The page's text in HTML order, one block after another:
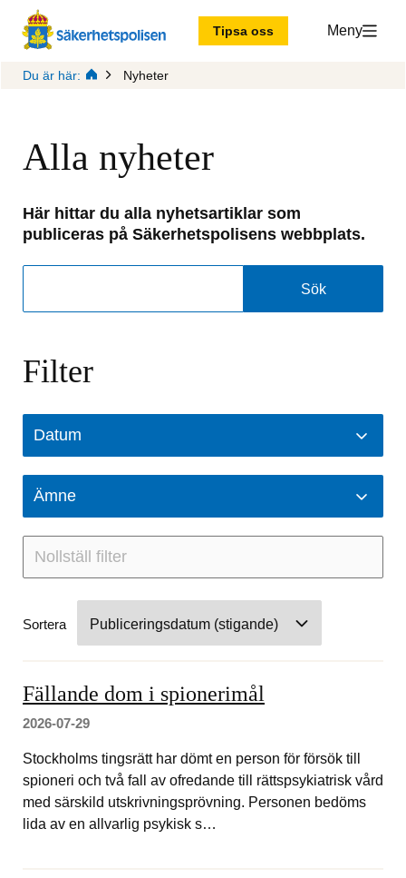
Tipsa oss Meny
Du är här: Nyheter
Alla nyheter
Här hittar du alla nyhetsartiklar som
publiceras på Säkerhetspolisens webbplats.
Sök
Filter
Datum
Ämne
Nollställ filter
278
Sortera
Fällande dom i spionerimål
2026-07-29
Stockholms tingsrätt har dömt en person för försök till
spioneri och två fall av ofredande till rättspsykiatrisk vård
med särskild utskrivningsprövning. Personen bedöms
lida av en allvarlig psykisk s…